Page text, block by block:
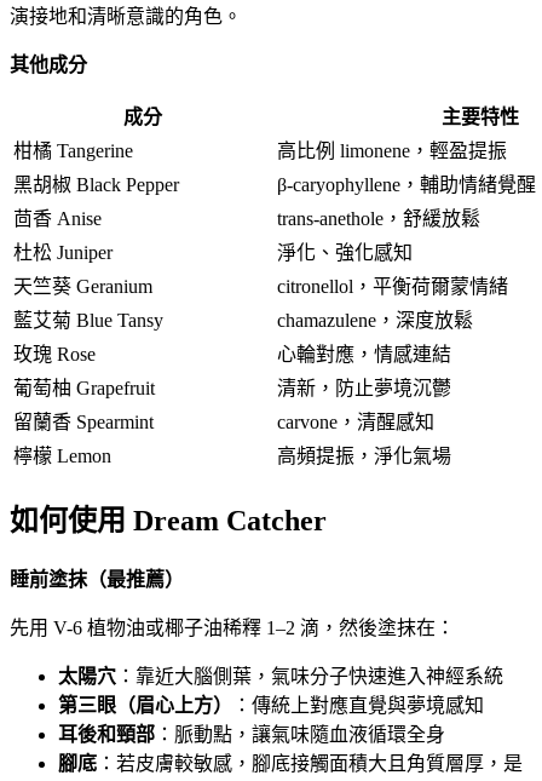
演接地和清晰意識的角色。
其他成分
成分
主要特性
柑橘 Tangerine
高比例 limonene，輕盈提振
黑胡椒 Black Pepper
β-caryophyllene，輔助情緒覺醒
茴香 Anise
trans-anethole，舒緩放鬆
杜松 Juniper
淨化、強化感知
天竺葵 Geranium
citronellol，平衡荷爾蒙情緒
藍艾菊 Blue Tansy
chamazulene，深度放鬆
玫瑰 Rose
心輪對應，情感連結
葡萄柚 Grapefruit
清新，防止夢境沉鬱
留蘭香 Spearmint
carvone，清醒感知
檸檬 Lemon
高頻提振，淨化氣場
如何使用 Dream Catcher
睡前塗抹（最推薦）
先用 V-6 植物油或椰子油稀釋 1–2 滴，然後塗抹在：
太陽穴 ：靠近大腦側葉，氣味分子快速進入神經系統
第三眼（眉心上方）
：傳統上對應直覺與夢境感知
耳後和頸部 ：脈動點，讓氣味隨血液循環全身
腳底 ：若皮膚較敏感，腳底接觸面積大且角質層厚，是